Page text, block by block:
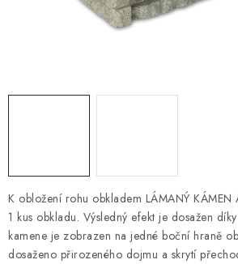
K obložení rohu obkladem LÁMANÝ KÁMEN
1 kus obkladu. Výsledný efekt je dosažen
kamene je zobrazen na jedné boční hraně
dosaženo přirozeného dojmu a skrytí